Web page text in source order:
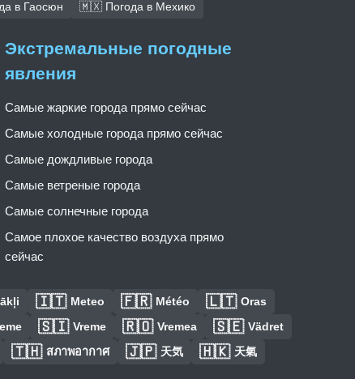
в Гаосюн 🇲🇽 Погода в Мехико
Экстремальные погодные
явления
Самые жаркие города прямо сейчас
Самые холодные города прямо сейчас
Самые дождливые города
Самые ветреные города
Самые солнечные города
Самое плохое качество воздуха прямо
сейчас
🇮🇹 Meteo 🇫🇷 Météo 🇱🇹 Oras
🇸🇮 Vreme 🇷🇴 Vremea 🇸🇪 Vädret
🇹🇭 สภาพอากาศ 🇯🇵 天気 🇭🇰 天氣